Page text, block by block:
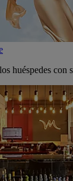
huéspedes con